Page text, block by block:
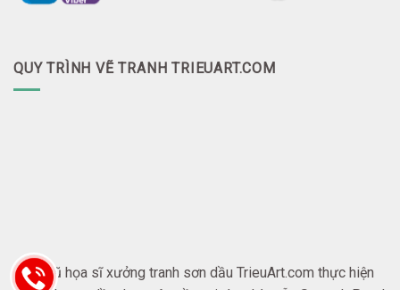
QUY TRÌNH VẼ TRANH TRIEUART.COM
Đội ngũ họa sĩ xưởng tranh sơn dầu TrieuArt.com thực hiện